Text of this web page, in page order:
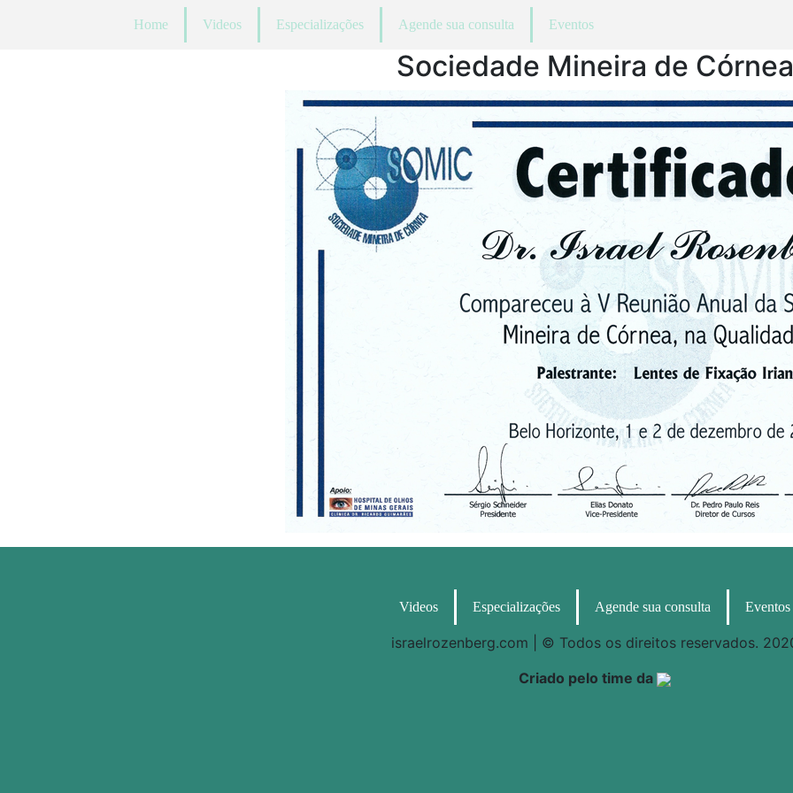
Home Videos Especializações Agende sua consulta Eventos
Sociedade Mineira de Córnea
Videos Especializações Agende sua consulta Eventos
israelrozenberg.com | © Todos os direitos reservados.
Criado pelo time da